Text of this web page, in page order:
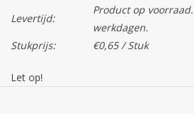
Levertijd:
Product op
werkdagen.
Stukprijs:
€0,65 / Stuk
Let op!